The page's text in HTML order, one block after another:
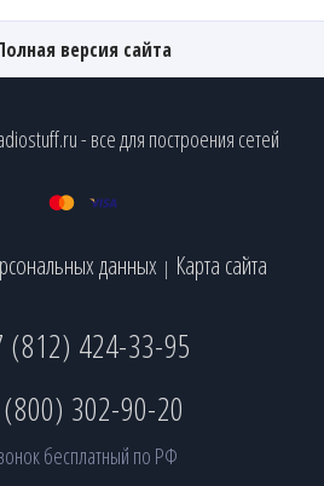
версия сайта
- все для построения сетей
данных | Карта сайта
(812) 424-33-95
302-90-20
бесплатный по РФ